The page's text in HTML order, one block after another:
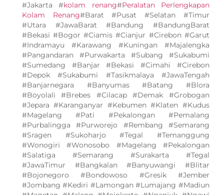
#Jakarta #kolam renang#Peralatan Perlengkapan
Kolam Renang#Barat #Pusat #Selatan #Timur
#Utara #JawaBarat #Bandung #BandungBarat
#Bekasi #Bogor #Ciamis #Cianjur #Cirebon #Garut
#Indramayu #Karawang #Kuningan #Majalengka
#Pangandaran #Purwakarta #Subang #Sukabumi
#Sumedang #Banjar #Bekasi #Cimahi #Cirebon
#Depok #Sukabumi #Tasikmalaya #JawaTengah
#Banjarnegara #Banyumas #Batang #Blora
#Boyolali #Brebes #Cilacap #Demak #Grobogan
#Jepara #Karanganyar #Kebumen #Klaten #Kudus
#Magelang #Pati #Pekalongan #Pemalang
#Purbalingga #Purworejo #Rembang #Semarang
#Sragen #Sukoharjo #Tegal #Temanggung
#Wonogiri #Wonosobo #Magelang #Pekalongan
#Salatiga #Semarang #Surakarta #Tegal
#JawaTimur #Bangkalan #Banyuwangi #Blitar
#Bojonegoro #Bondowoso #Gresik #Jember
#Jombang #Kediri #Lamongan #Lumajang #Madiun